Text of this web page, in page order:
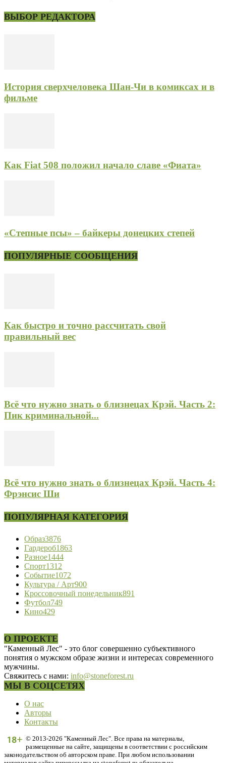
ВЫБОР РЕДАКТОРА
История сверхчеловека Шан-Чи в комиксах и в
фильме
Как Fiat 508 положил начало славе «Фиата»
«Степные псы» – байкеры донецких степей
ПОПУЛЯРНЫЕ СООБЩЕНИЯ
Как быстро и точно рассчитать свой
правильный вес
Всё что нужно знать о близнецах Крэй. Часть 2:
Пик криминальной...
Всё что нужно знать о близнецах Крэй. Часть 4:
Фрэнсис Ши
ПОПУЛЯРНАЯ КАТЕГОРИЯ
Образ3876
Гардероб1863
Разное1444
Спорт1312
Событие1072
Культура / Арт900
Кроссовочный понедельник891
Футбол749
Кино429
О ПРОЕКТЕ
"Каменный Лес" - это блог совершенно субъективного
понятия о мужском образе жизни и интересах современного
мужчины.
Свяжитесь с нами: info@stoneforest.ru
МЫ В СОЦСЕТЯХ
О нас
Авторы
Контакты
© 2013-2026 "Каменный Лес". Все права на материалы,
размещенные на сайте, защищены в соответствии с российским
законодательством об авторском праве. При любом использовании